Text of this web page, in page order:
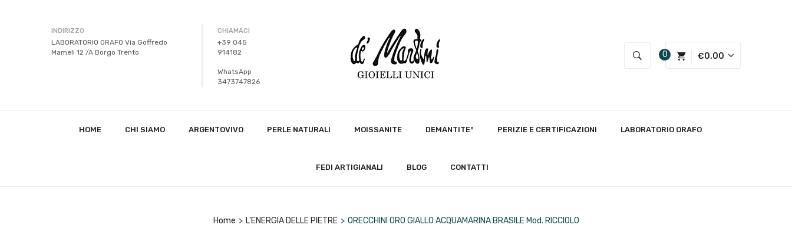
INDIRIZZO
LABORATORIO ORAFO Via Goffredo
Mameli 12 /A Borgo Trento
CHIAMACI
+39 045
914182
WhatsApp
3473747826
€0.00
0
HOME CHI SIAMO ARGENTOVIVO PERLE NATURALI MOISSANITE DEMANTITE° PERIZIE E CERTIFICAZIONI LABORATORIO ORAFO
FEDI ARTIGIANALI BLOG CONTATTI
Home > L'ENERGIA DELLE PIETRE > ORECCHINI ORO GIALLO ACQUAMARINA BRASILE Mod. RICCIOLO